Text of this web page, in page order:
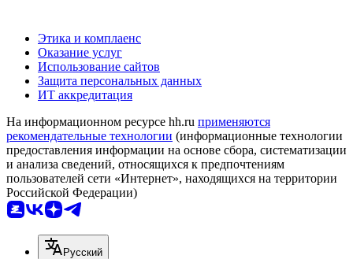
Этика и комплаенс
Оказание услуг
Использование сайтов
Защита персональных данных
ИТ аккредитация
На информационном ресурсе hh.ru применяются
рекомендательные технологии (информационные технологии
предоставления информации на основе сбора, систематизации
и анализа сведений, относящихся к предпочтениям
пользователей сети «Интернет», находящихся на территории
Российской Федерации)
Русский